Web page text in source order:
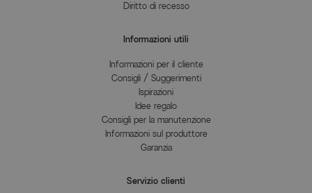
Diritto di recesso
Informazioni utili
Informazioni per il cliente
Consigli / Suggerimenti
Ispirazioni
Idee regalo
Consigli per la manutenzione
Informazioni sul produttore
Garanzia
Servizio clienti